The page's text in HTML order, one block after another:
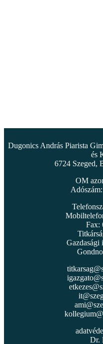
Dugonics András Piarista
és
6724 Szeged,
OM
Fax:
Gazdasági
Dr.